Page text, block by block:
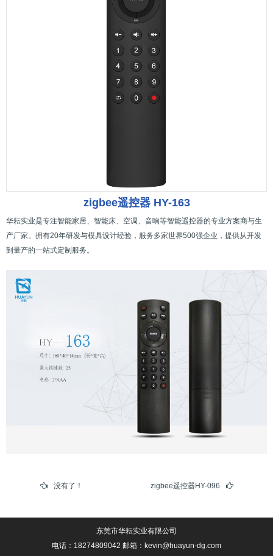
zigbee遥控器 HY-163
华耘实业是专注智能家居、智能床、空调、音响等智能遥控器的专业方案商与生
产厂家。拥有20年研发与模具设计经验，服务多家世界500强企业，提供从开发
到量产的一站式定制服务。
没有了！ zigbee遥控器HY-096
东莞市华耘实业有限公司
电话：18274809042 邮箱：kevin@huayun-dg.com